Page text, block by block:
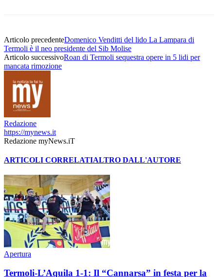
Articolo precedenteDomenico Venditti del lido La Lampara di
Termoli è il neo presidente del Sib Molise
Articolo successivoRoan di Termoli sequestra opere in 5 lidi per
mancata rimozione
Redazione
https://mynews.it
Redazione myNews.iT
ARTICOLI CORRELATIALTRO DALL'AUTORE
Apertura
Termoli-L’Aquila 1-1: Il “Cannarsa” in festa per la